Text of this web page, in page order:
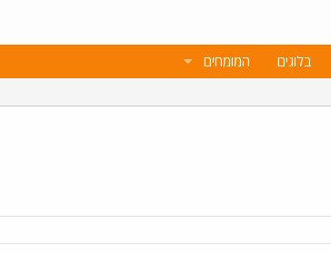
בלוגים המומחים